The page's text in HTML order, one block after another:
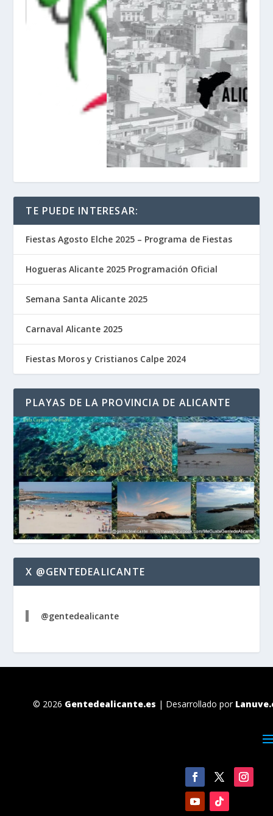
TE PUEDE INTERESAR:
Fiestas Agosto Elche 2025 – Programa de Fiestas
Hogueras Alicante 2025 Programación Oficial
Semana Santa Alicante 2025
Carnaval Alicante 2025
Fiestas Moros y Cristianos Calpe 2024
PLAYAS DE LA PROVINCIA DE ALICANTE
X @GENTEDEALICANTE
@gentedealicante
© 2026 Gentedealicante.es | Desarrollado por